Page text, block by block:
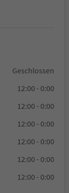
Geschlossen
12:00 - 0:00
12:00 - 0:00
12:00 - 0:00
12:00 - 0:00
12:00 - 0:00
12:00 - 0:00